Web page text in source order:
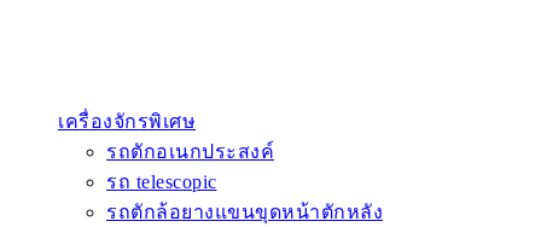
เครื่องจักรพิเศษ
รถตักอเนกประสงค์
รถ telescopic
รถตักล้อยางแขนขุดหน้าตักหลัง